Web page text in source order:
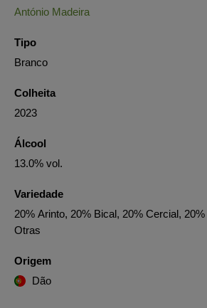
António Madeira
Tipo
Branco
Colheita
2023
Álcool
13.0% vol.
Variedade
20% Arinto, 20% Bical, 20% Cercial,
Otras
Origem
Dão